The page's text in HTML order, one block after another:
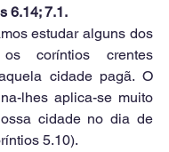
6.14; 7.1.
estudar alguns dos
coríntios crentes
cidade pagã. O
lhes aplica-se muito
cidade no dia de
5.10).